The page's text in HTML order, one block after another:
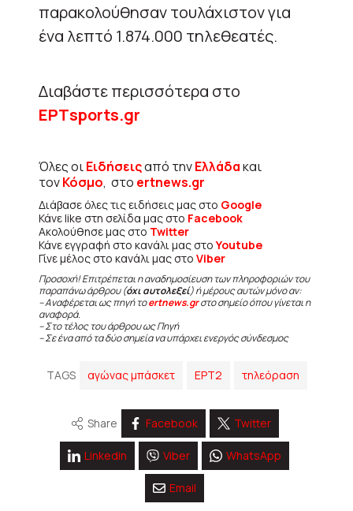
παρακολούθησαν τουλάχιστον για
ένα λεπτό 1.874.000 τηλεθεατές.
Διαβάστε περισσότερα στο
ΕΡΤsports.gr
Όλες οιΕιδήσειςαπό τηνΕλλάδακαι
τονΚόσμο, στο ertnews.gr
Διάβασε όλες τις ειδήσεις μας στο Google
Κάνε like στη σελίδα μας στο Facebook
Ακολούθησε μας στο Twitter
Κάνε εγγραφή στο κανάλι μας στοYoutube
Γίνε μέλος στο κανάλι μας στο Viber
Προσοχή! Επιτρέπεται η αναδημοσίευση των πληροφοριών του
παραπάνω άρθρου (όχι αυτολεξεί) ή μέρους αυτών μόνο αν:
– Αναφέρεται ως πηγή τοertnews.grστο σημείο όπου γίνεται η
αναφορά.
– Στο τέλος του άρθρου ως Πηγή
– Σε ένα από τα δύο σημεία να υπάρχει ενεργός σύνδεσμος
TAGS αγώνας μπάσκετ ΕΡΤ2 τηλεόραση
Share Facebook Twitter
Linkedin Viber WhatsApp
Email